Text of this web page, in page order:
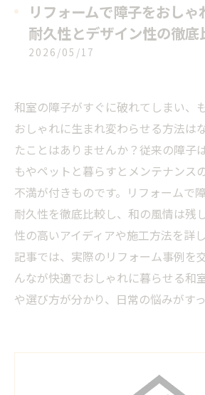
リフォームで障子をおし
耐久性とデザイン性の徹底
2026/05/17
和室の障子がすぐに破れてしまい、
おしゃれに生まれ変わらせる方法は
たことはありませんか？従来の障子
もやペットと暮らすとメンテナンス
不満が付きものです。リフォームで
耐久性を徹底比較し、和の風情は残
性の高いアイディアや施工方法を詳
記事では、実際のリフォーム事例を
んなが快適でおしゃれに暮らせる和
や選び方が分かり、日常の悩みがす